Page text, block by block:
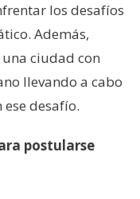
los desafíos
Además,
ciudad con
llevando a cabo
desafío.
postularse